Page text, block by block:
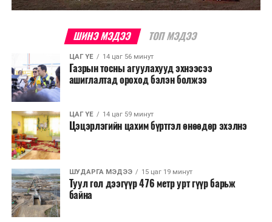
ШИНЭ МЭДЭЭ ТОП МЭДЭЭ
ЦАГ ҮЕ 14 цаг 56 минут
Газрын тосны агуулахууд эхнээсээ
ашиглалтад ороход бэлэн болжээ
ЦАГ ҮЕ 14 цаг 59 минут
Цэцэрлэгийн цахим бүртгэл өнөөдөр эхэлнэ
ШУДАРГА МЭДЭЭ 15 цаг 19 минут
Туул гол дээгүүр 476 метр урт гүүр барьж
байна